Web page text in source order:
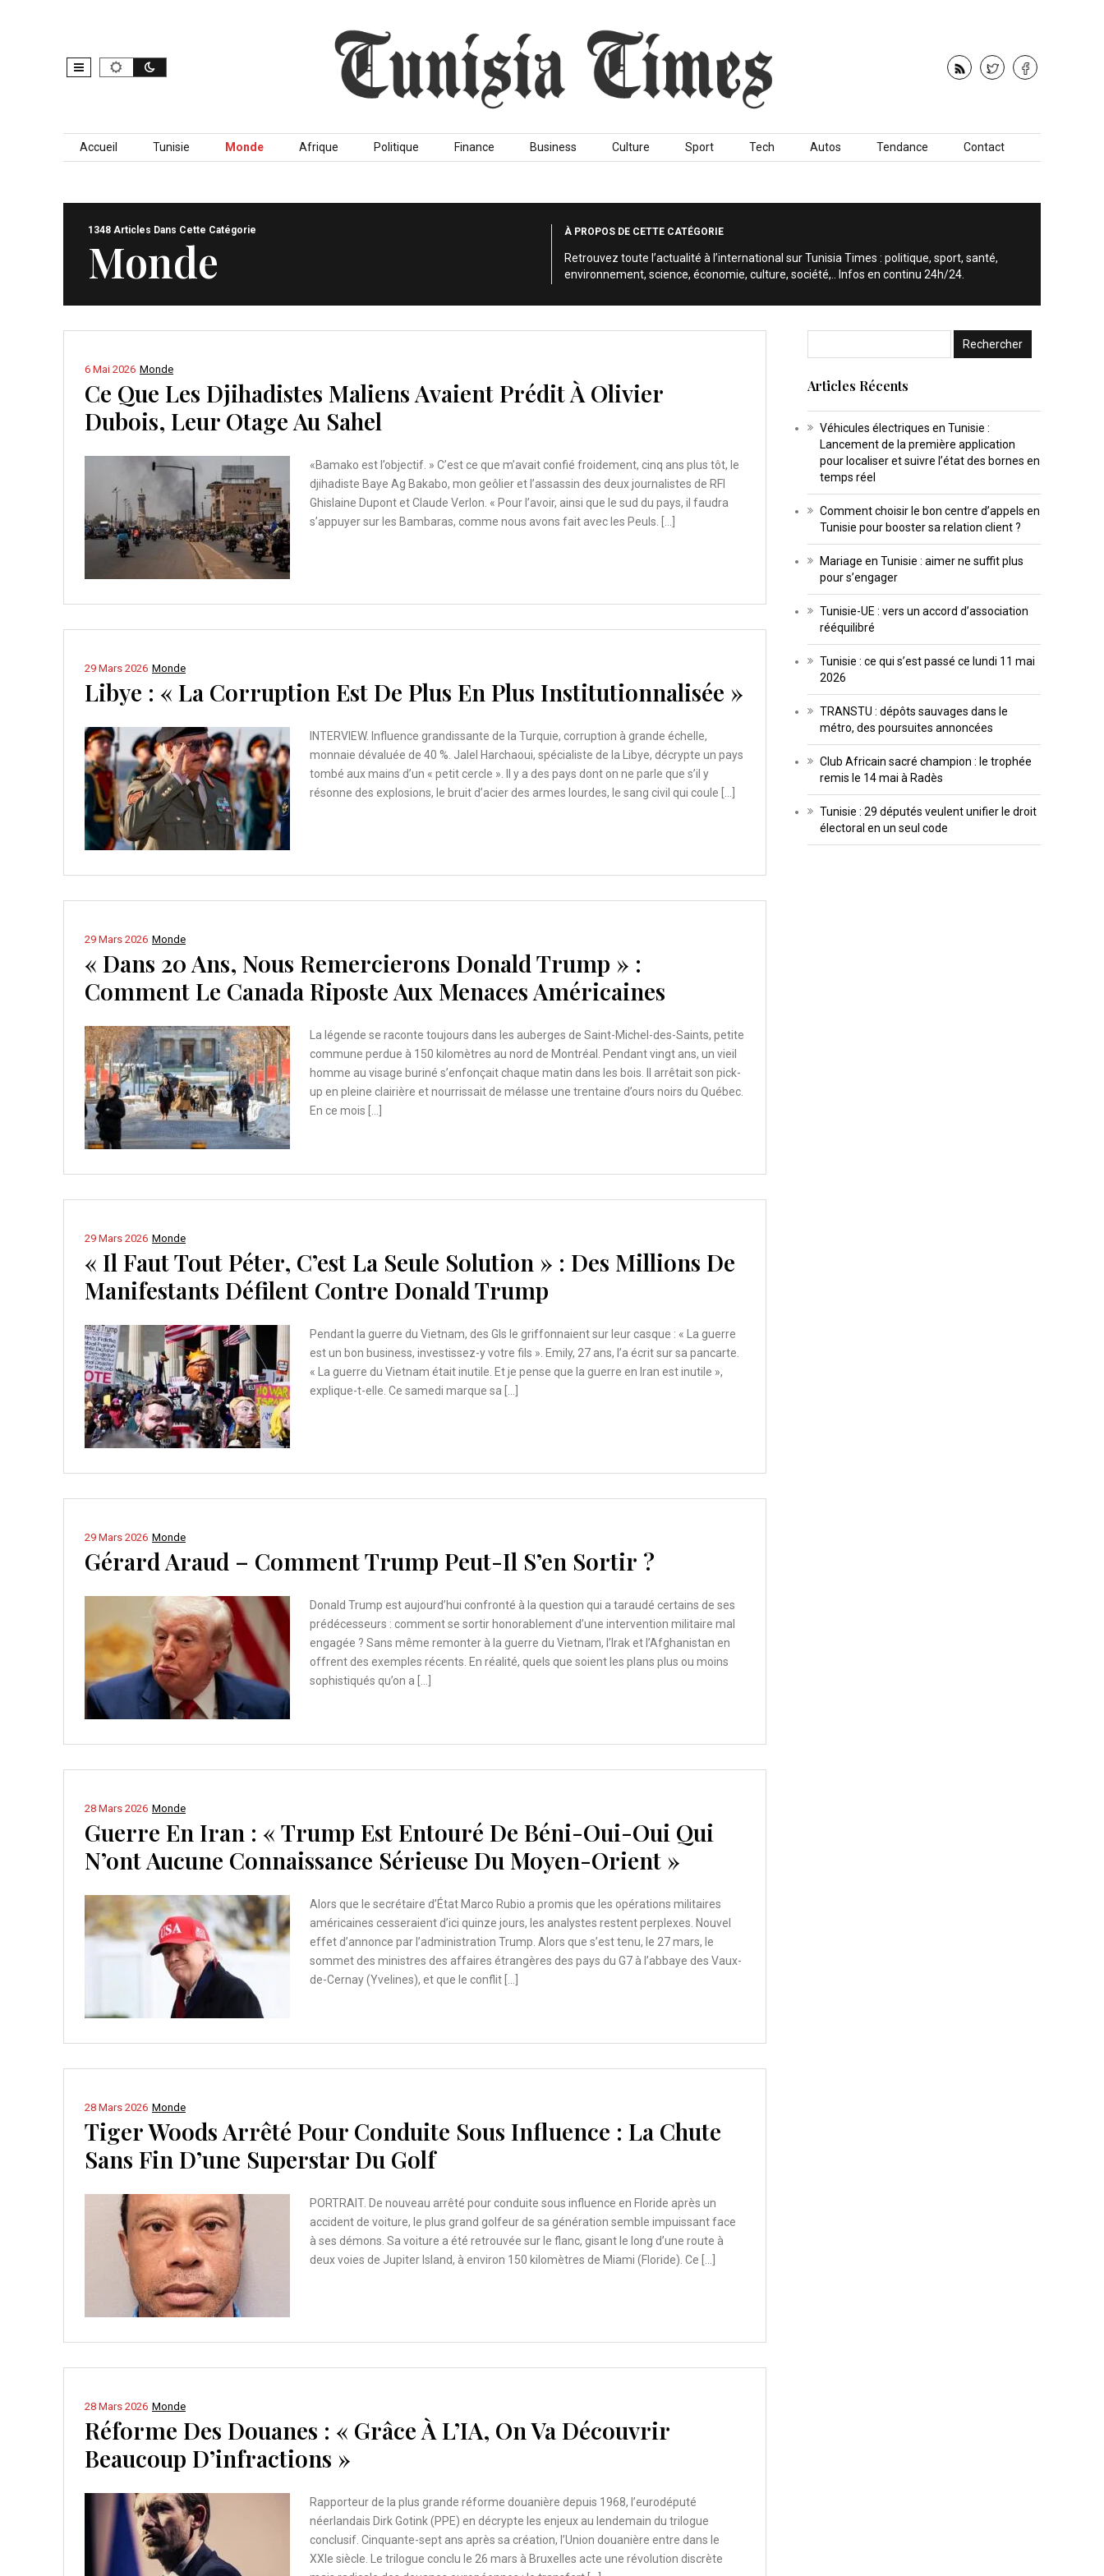
Skip to content
Accueil Tunisie Monde Afrique Politique Finance Business Culture Sport Tech Autos Tendance Contact
1348 Articles Dans Cette Catégorie
Monde
À PROPOS DE CETTE CATÉGORIE
Retrouvez toute l’actualité à l’international sur Tunisia Times : politique, sport, santé,
environnement, science, économie, culture, société,.. Infos en continu 24h/24.
Monde
6 Mai 2026
Ce Que Les Djihadistes Maliens Avaient Prédit À Olivier
Dubois, Leur Otage Au Sahel
«Bamako est l’objectif. » C’est ce que m’avait confié froidement, cinq ans plus tôt, le
djihadiste Baye Ag Bakabo, mon geôlier et l’assassin des deux journalistes de RFI
Ghislaine Dupont et Claude Verlon. « Pour l’avoir, ainsi que le sud du pays, il faudra
s’appuyer sur les Bambaras, comme nous avons fait avec les Peuls. […]
Monde
29 Mars 2026
Libye : « La Corruption Est De Plus En Plus Institutionnalisée »
INTERVIEW. Influence grandissante de la Turquie, corruption à grande échelle,
monnaie dévaluée de 40 %. Jalel Harchaoui, spécialiste de la Libye, décrypte un pays
tombé aux mains d’un « petit cercle ». Il y a des pays dont on ne parle que s’il y
résonne des explosions, le bruit d’acier des armes lourdes, le sang civil qui coule […]
Monde
29 Mars 2026
« Dans 20 Ans, Nous Remercierons Donald Trump » :
Comment Le Canada Riposte Aux Menaces Américaines
La légende se raconte toujours dans les auberges de Saint-Michel-des-Saints, petite
commune perdue à 150 kilomètres au nord de Montréal. Pendant vingt ans, un vieil
homme au visage buriné s’enfonçait chaque matin dans les bois. Il arrêtait son pick-
up en pleine clairière et nourrissait de mélasse une trentaine d’ours noirs du Québec.
En ce mois […]
Monde
29 Mars 2026
« Il Faut Tout Péter, C’est La Seule Solution » : Des Millions De
Manifestants Défilent Contre Donald Trump
Pendant la guerre du Vietnam, des GIs le griffonnaient sur leur casque : « La guerre
est un bon business, investissez-y votre fils ». Emily, 27 ans, l’a écrit sur sa pancarte.
« La guerre du Vietnam était inutile. Et je pense que la guerre en Iran est inutile »,
explique-t-elle. Ce samedi marque sa […]
Monde
29 Mars 2026
Gérard Araud – Comment Trump Peut-Il S’en Sortir ?
Donald Trump est aujourd’hui confronté à la question qui a taraudé certains de ses
prédécesseurs : comment se sortir honorablement d’une intervention militaire mal
engagée ? Sans même remonter à la guerre du Vietnam, l’Irak et l’Afghanistan en
offrent des exemples récents. En réalité, quels que soient les plans plus ou moins
sophistiqués qu’on a […]
Monde
28 Mars 2026
Guerre En Iran : « Trump Est Entouré De Béni-Oui-Oui Qui
N’ont Aucune Connaissance Sérieuse Du Moyen-Orient »
Alors que le secrétaire d’État Marco Rubio a promis que les opérations militaires
américaines cesseraient d’ici quinze jours, les analystes restent perplexes. Nouvel
effet d’annonce par l’administration Trump. Alors que s’est tenu, le 27 mars, le
sommet des ministres des affaires étrangères des pays du G7 à l’abbaye des Vaux-
de-Cernay (Yvelines), et que le conflit […]
Monde
28 Mars 2026
Tiger Woods Arrêté Pour Conduite Sous Influence : La Chute
Sans Fin D’une Superstar Du Golf
PORTRAIT. De nouveau arrêté pour conduite sous influence en Floride après un
accident de voiture, le plus grand golfeur de sa génération semble impuissant face
à ses démons. Sa voiture a été retrouvée sur le flanc, gisant le long d’une route à
deux voies de Jupiter Island, à environ 150 kilomètres de Miami (Floride). Ce […]
Monde
28 Mars 2026
Réforme Des Douanes : « Grâce À L’IA, On Va Découvrir
Beaucoup D’infractions »
Rapporteur de la plus grande réforme douanière depuis 1968, l’eurodéputé
néerlandais Dirk Gotink (PPE) en décrypte les enjeux au lendemain du trilogue
conclusif. Cinquante-sept ans après sa création, l’Union douanière entre dans le
XXIe siècle. Le trilogue conclu le 26 mars à Bruxelles acte une révolution discrète
Articles Récents
Véhicules électriques en Tunisie :
Lancement de la première application
pour localiser et suivre l’état des bornes en
temps réel
Comment choisir le bon centre d’appels en
Tunisie pour booster sa relation client ?
Mariage en Tunisie : aimer ne suffit plus
pour s’engager
Tunisie-UE : vers un accord d’association
rééquilibré
Tunisie : ce qui s’est passé ce lundi 11 mai
2026
TRANSTU : dépôts sauvages dans le
métro, des poursuites annoncées
Club Africain sacré champion : le trophée
remis le 14 mai à Radès
Tunisie : 29 députés veulent unifier le droit
électoral en un seul code